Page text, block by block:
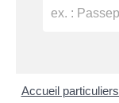
Accueil particuliers